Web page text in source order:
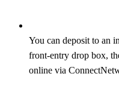
You can deposit to an
front-entry drop box,
online via